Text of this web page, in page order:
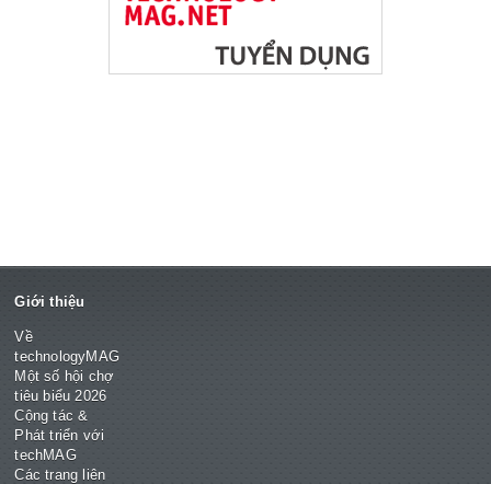
Giới thiệu
Về
technologyMAG
Một số hội chợ
tiêu biểu 2026
Cộng tác &
Phát triển với
techMAG
Các trang liên